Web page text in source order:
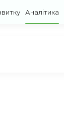
Аналітика